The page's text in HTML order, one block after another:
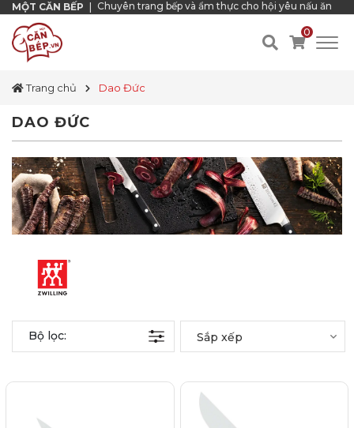
MỘT CĂN BẾP Chuyên trang bếp và ẩm thực cho hội yêu nấu ăn
0
Trang chủ Dao Đức
DAO ĐỨC
Bộ lọc: Sắp xếp